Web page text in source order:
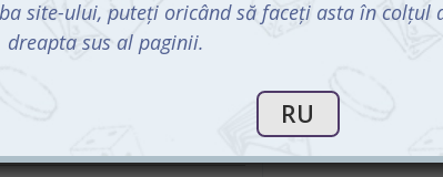
26
красивыми
карточка с
Купить Пазлы.
либо